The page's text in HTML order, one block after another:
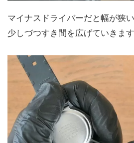
マイナスドライバーだと幅が狭
少しづつすき間を広げていきます